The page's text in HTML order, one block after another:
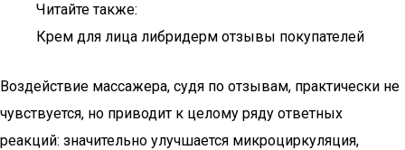
Читайте также:
Крем для лица либридерм отзывы покупателей
Воздействие массажера, судя по отзывам, практически не
чувствуется, но приводит к целому ряду ответных
реакций: значительно улучшается микроциркуляция,